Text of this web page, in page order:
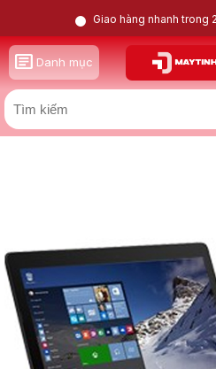
Giao hàng nhanh trong
Danh mục GỌI LẠI
Asus A456UA-WX031T i5
4GB | 128GB |
Nam Nữ